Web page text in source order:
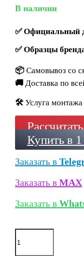
В наличии
✅Официальный
✅Образцы
📦 Самовывоз со
🚚 Доставка по
🛠️ Услуга монтажа
Купить в
Заказать в
Заказать в MAX
Заказать в
Количество
товара